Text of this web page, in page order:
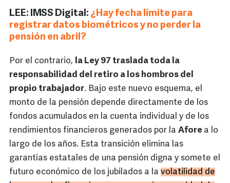
LEE: IMSS Digital: ¿Hay fecha límite para
registrar datos biométricos y no perder la
pensión en abril?
Por el contrario, la Ley 97 traslada toda la
responsabilidad del retiro a los hombros del
propio trabajador. Bajo este nuevo esquema, el
monto de la pensión depende directamente de los
fondos acumulados en la cuenta individual y de los
rendimientos financieros generados por la Afore a lo
largo de los años. Esta transición elimina las
garantías estatales de una pensión digna y somete el
futuro económico de los jubilados a la volatilidad de